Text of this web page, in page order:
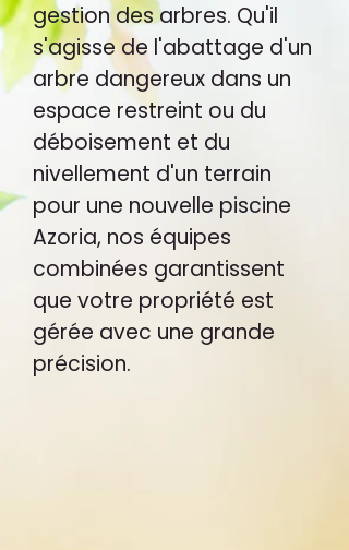
gestion des arbres. Qu'il
s'agisse de l'abattage d'un
arbre dangereux dans un
espace restreint ou du
déboisement et du
nivellement d'un terrain
pour une nouvelle piscine
Azoria, nos équipes
combinées garantissent
que votre propriété est
gérée avec une grande
précision.